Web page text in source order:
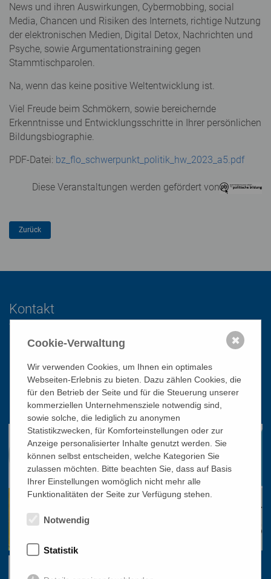
News und ihren Auswirkungen, Cybermobbing, social
Media, Chancen und Risiken des Internets, richtige Nutzung
der elektronischen Medien, Digital Detox, Nachrichten und
Psyche, sowie Argumentationstraining gegen
Stammtischparolen.
Na, wenn das keine positive Weltentwicklung ist.
Viel Freude beim Schmökern, sowie bereichernde
Erkenntnisse und Entwicklungsschritte in Ihrer persönlichen
Bildungsbiographie.
PDF-Datei: bz_flo_schwerpunkt_politik_hw_2023_a5.pdf
Diese Veranstaltungen werden gefördert von mz/st
Kontakt
Katholisches Bildungswerk Wien
1010 Wien, Stephansplatz 3
01/51 552-3320
office@bildungswerk.at
Cookie-Verwaltung
Wir verwenden Cookies, um Ihnen ein optimales
Webseiten-Erlebnis zu bieten. Dazu zählen Cookies, die
für den Betrieb der Seite und für die Steuerung unserer
kommerziellen Unternehmensziele notwendig sind,
sowie solche, die lediglich zu anonymen
Statistikzwecken, für Komforteinstellungen oder zur
Anzeige personalisierter Inhalte genutzt werden. Sie
können selbst entscheiden, welche Kategorien Sie
zulassen möchten. Bitte beachten Sie, dass auf Basis
Ihrer Einstellungen womöglich nicht mehr alle
Funktionalitäten der Seite zur Verfügung stehen.
Notwendig
Statistik
✖